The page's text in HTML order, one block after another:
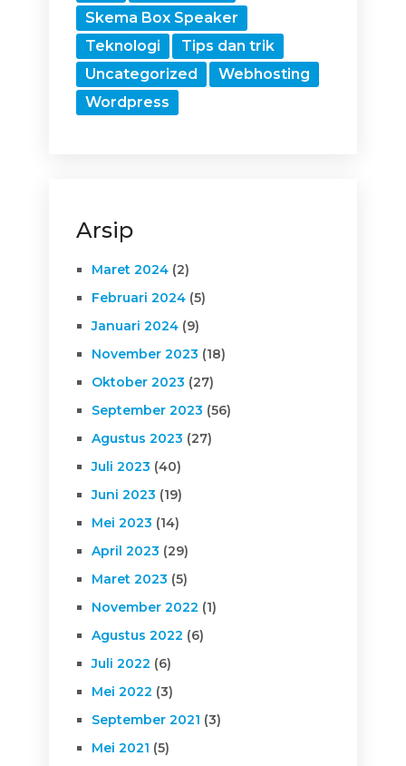
Skema Box Speaker
Teknologi
Tips dan trik
Uncategorized
Webhosting
Wordpress
Arsip
Maret 2024(2)
Februari 2024(5)
Januari 2024(9)
November 2023 (18)
Oktober 2023 (27)
September 2023 (56)
Agustus 2023 (27)
Juli 2023 (40)
Juni 2023 (19)
Mei 2023 (14)
April 2023 (29)
Maret 2023 (5)
November 2022 (1)
Agustus 2022 (6)
Juli 2022 (6)
Mei 2022 (3)
September 2021 (3)
Mei 2021 (5)